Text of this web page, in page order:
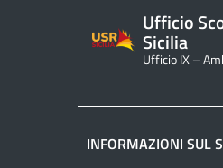
Ufficio
Sicilia
Ufficio IX –
INFORMAZIONI SUL